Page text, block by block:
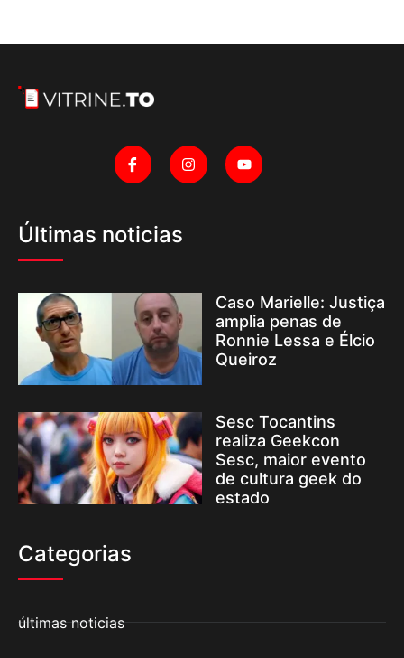
Últimas noticias
Caso Marielle: Justiça
amplia penas de
Ronnie Lessa e Élcio
Queiroz
Sesc Tocantins
realiza Geekcon
Sesc, maior evento
de cultura geek do
estado
Categorias
últimas noticias